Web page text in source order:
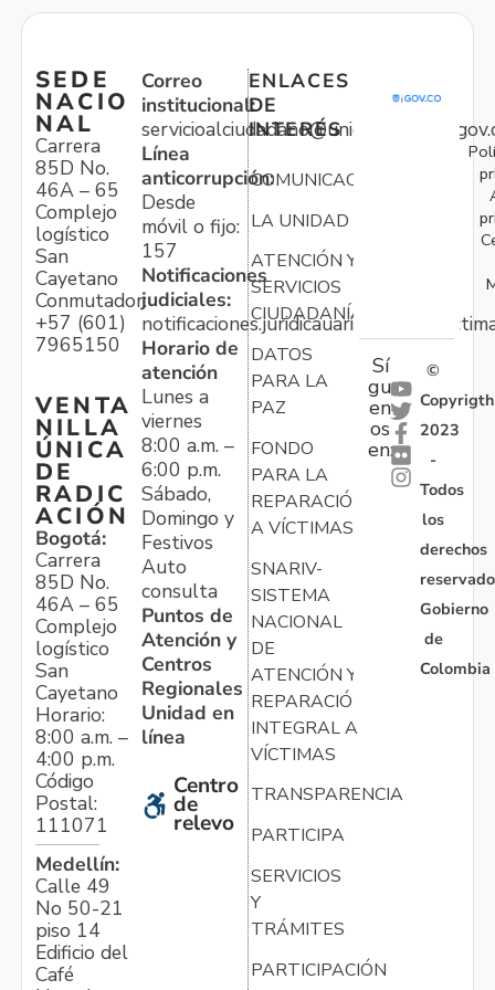
SEDE
NACIO
NAL
Carrera
85D No.
46A – 65
Complejo
logístico
San
Cayetano
Conmutador:
+57 (601)
7965150
VENTA
NILLA
ÚNICA
DE
RADIC
ACIÓN
Bogotá:
Carrera
85D No.
46A – 65
Complejo
logístico
San
Cayetano
Horario:
8:00 a.m. –
4:00 p.m.
Código
Postal:
111071
Medellín:
Calle 49
No 50-21
piso 14
Edificio del
Café
Correo
institucional:
Línea
anticorrupción:
Desde
móvil o fijo:
157
Notificaciones
judiciales:
Horario de
atención
Lunes a
viernes
8:00 a.m. –
6:00 p.m.
Sábado,
Domingo y
Festivos
Auto
consulta
Puntos de
Atención y
Centros
Regionales
Unidad en
línea
Centro
de
relevo
ENLACES
DE
INTERÉS
COMUNICACIONES
LA UNIDAD
ATENCIÓN Y
SERVICIOS
CIUDADANÍA
DATOS
PARA LA
PAZ
FONDO
PARA LA
REPARACIÓN
A VÍCTIMAS
SNARIV-
SISTEMA
NACIONAL
DE
ATENCIÓN Y
REPARACIÓN
INTEGRAL A
VÍCTIMAS
TRANSPARENCIA
PARTICIPA
SERVICIOS
Y
TRÁMITES
PARTICIPACIÓN
Sí
gu
en
os
en:
©
Copyrigth
2023
-
Todos
los
derechos
Gobierno
de
Colombia